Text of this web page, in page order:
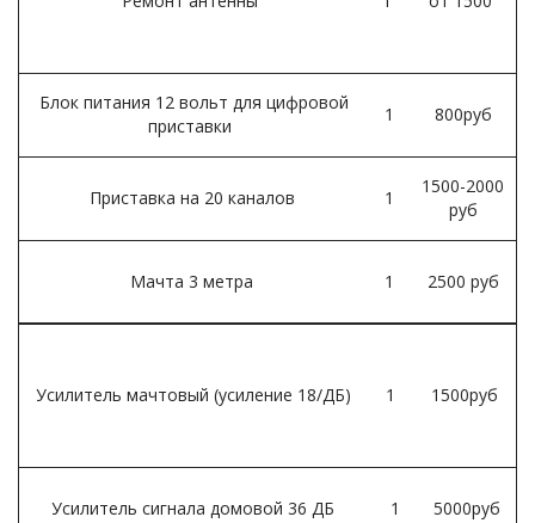
Блок питания 12 вольт для цифровой
приставки
1 800руб
Приставка на 20 каналов 1
1500-2000
руб
Мачта 3 метра 1 2500 руб
Усилитель мачтовый (усиление 18/ДБ) 1 1500руб
Усилитель сигнала домовой 36 ДБ 1 5000руб